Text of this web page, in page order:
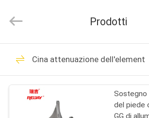
CASA
PRODOTTI
Reserved.
Innesto a denti
flessibile
Prodotti
Cina attenuazione dell'elemento
Sostegno
del piede
GG di